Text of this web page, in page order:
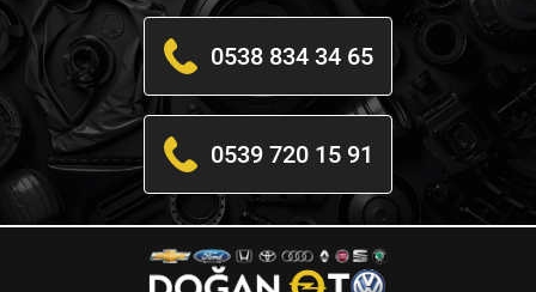
0538 834 34 65
0539 720 15 91